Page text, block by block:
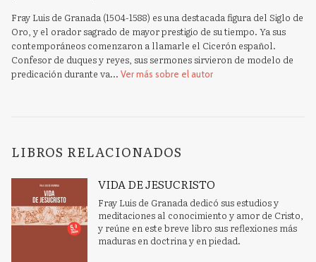
Fray Luis de Granada (1504-1588) es una destacada figura del Siglo de
Oro, y el orador sagrado de mayor prestigio de su tiempo. Ya sus
contemporáneos comenzaron a llamarle el Cicerón español.
Confesor de duques y reyes, sus sermones sirvieron de modelo de
predicación durante va... Ver más sobre el autor
LIBROS RELACIONADOS
VIDA DE JESUCRISTO
Fray Luis de Granada dedicó sus estudios y
meditaciones al conocimiento y amor de Cristo,
y reúne en este breve libro sus reflexiones más
maduras en doctrina y en piedad.